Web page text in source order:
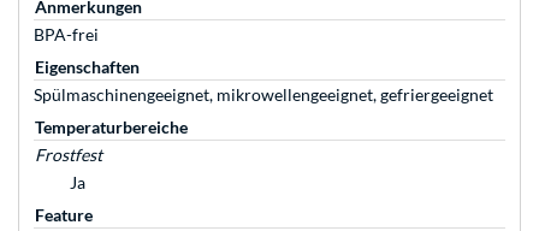
Anmerkungen
BPA-frei
Eigenschaften
Spülmaschinengeeignet, mikrowellengeeignet, gefriergeeignet
Temperaturbereiche
Frostfest
Ja
Feature